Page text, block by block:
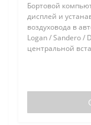
Бортовой
дисплей и
воздуховода в
Logan / Sandero /
центральной